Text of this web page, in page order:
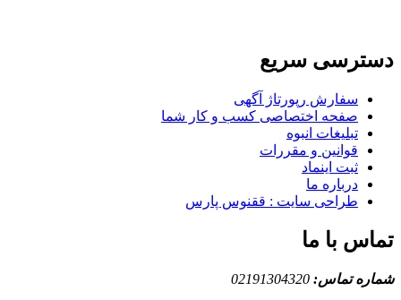
سریع
سفارش رپورتاژ آگهی
صفحه اختصاصی کسب و کار شما
تبلیغات انبوه
قوانین و مقررات
ثبت اینماد
درباره ما
طراحی سایت : ققنوس پارس
با ما
تماس:02191304320